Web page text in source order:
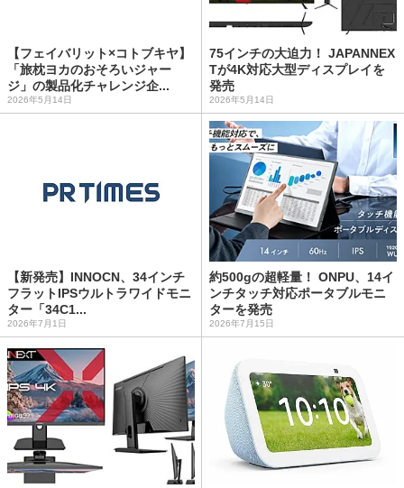
【フェイバリット×コトブキヤ】
「旅枕ヨカのおそろいジャー
ジ」の製品化チャレンジ企...
2026年5月14日
75インチの大迫力！ JAPANNEX
Tが4K対応大型ディスプレイを
発売
2026年5月14日
【新発売】INNOCN、34インチ
フラットIPSウルトラワイドモニ
ター「34C1...
2026年7月1日
約500gの超軽量！ ONPU、14イ
ンチタッチ対応ポータブルモニ
ターを発売
2026年7月15日